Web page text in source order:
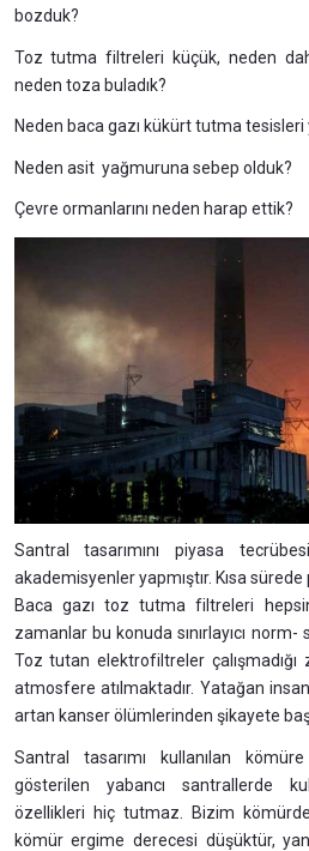
bozduk?
Toz tutma filtreleri küçük, neden
neden toza buladık?
Neden baca gazı kükürt tutma tesisleri
Neden asit yağmuruna sebep olduk?
Çevre ormanlarını neden harap ettik?
Santral tasarımını piyasa
akademisyenler yapmıştır. Kısa
Baca gazı toz tutma filtreleri
zamanlar bu konuda sınırlayıcı
Toz tutan elektrofiltreler
atmosfere atılmaktadır. Yatağan
artan kanser ölümlerinden şikayete
Santral tasarımı kullanılan
gösterilen yabancı santrallerde
özellikleri hiç tutmaz. Bizim
kömür ergime derecesi düşüktür,